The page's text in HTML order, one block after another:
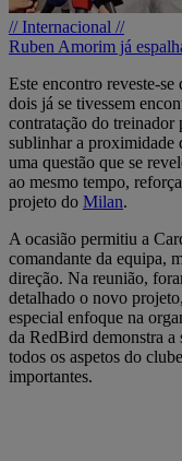
// Internacional //
Ruben Amorim já
Este encontro reveste-
dois já se tivessem
contratação do treinador
sublinhar a
uma questão que se
ao mesmo tempo,
projeto do Milan.
A ocasião permitiu a
comandante da equipa,
direção. Na reunião,
detalhado o novo
especial enfoque na
da RedBird demonstra a
todos os aspetos do
importantes.